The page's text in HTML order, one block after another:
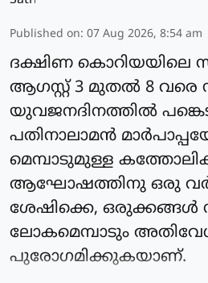
Published on: 07 Aug 2026, 8:54 am
ദക്ഷിണ കൊറിയയിലെ
ആഗസ്റ്റ് 3 മുതല്‍ 8 വരെ
യുവജനദിനത്തില്‍
പതിനാലാമന്‍
മെമ്പാടുമുള്ള
ആഘോഷത്തിനു ഒരു
ശേഷിക്കെ, ഒരുക്കങ്ങള്‍
ലോകമെമ്പാടും
പുരോഗമിക്കുകയാണ്.